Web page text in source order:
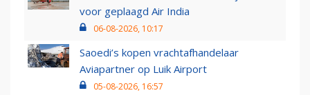
voor geplaagd Air India
06-08-2026, 10:17
Saoedi’s kopen vrachtafhandelaar
Aviapartner op Luik Airport
05-08-2026, 16:57